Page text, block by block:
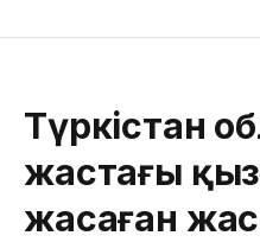
Түркістан
жастағы
жасаған